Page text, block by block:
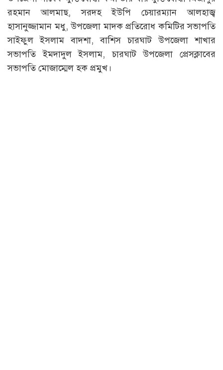
রহমান আলমাছ, সরদহ ইউপি চেয়ারম্যান আলহাজ্ব
হাসানুজ্জামান মধু, উপজেলা মাদক প্রতিরোধ কমিটির সভাপতি
সাইফুল ইসলাম বাদশা, বাশিস চারঘাট উপজেলা শাখার
সভাপতি ইমদাদুল ইসলাম, চারঘাট উপজেলা প্রেসক্লাবের
সভাপতি মোজাম্মেল হক প্রমুখ।